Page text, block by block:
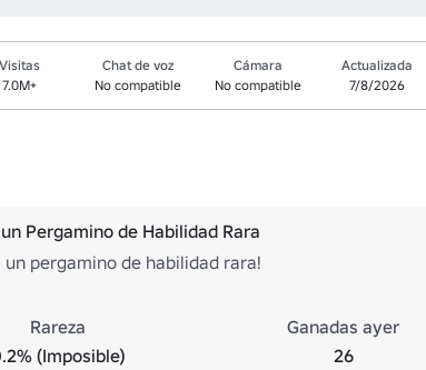
Visitas
7.0M+
Chat de voz
No compatible
Cámara
No compatible
Actualizada
7/8/2026
Pergamino de Habilidad Rara
un pergamino de habilidad rara!
Rareza
(Imposible)
Ganadas ayer
26